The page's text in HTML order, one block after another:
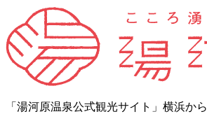
「湯河原温泉公式観光サイト」横浜か